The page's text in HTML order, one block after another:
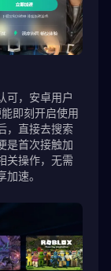
可，安卓用户
即刻开启使用
，直接去搜索
是首次接触加
关操作，无需
速。